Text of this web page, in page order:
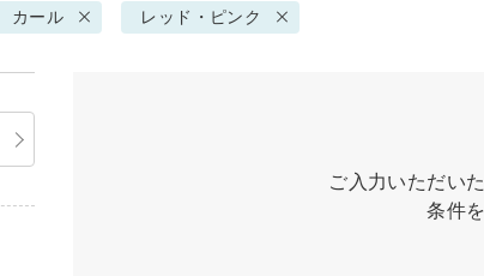
カール レッド・ピンク
ご入力いただい
条件